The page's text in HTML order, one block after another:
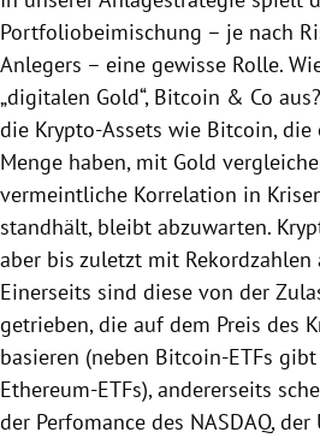
Portfoliobeimischung – je nach
Anlegers – eine gewisse Rolle.
„digitalen Gold“, Bitcoin & Co
die Krypto-Assets wie Bitcoin, die
Menge haben, mit Gold
vermeintliche Korrelation in
standhält, bleibt abzuwarten.
aber bis zuletzt mit
Einerseits sind diese von der
getrieben, die auf dem Preis des
basieren (neben Bitcoin-ETFs
Ethereum-ETFs), andererseits
der Perfomance des NASDAQ, der